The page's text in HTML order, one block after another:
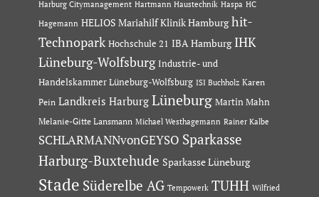
Harburg Citymanagement Hartmann Haustechnik Haspa HC
Hagemann HELIOS Mariahilf Klinik Hamburg hit-
Technopark Hochschule 21 IBA Hamburg IHK
Lüneburg-Wolfsburg Industrie- und
Handelskammer Lüneburg-Wolfsburg ISI Buchholz Karen
Pein Landkreis Harburg Lüneburg Martin Mahn
Melanie-Gitte Lansmann Michael Westhagemann Rainer Kalbe
SCHLARMANNvonGEYSO Sparkasse
Harburg-Buxtehude Sparkasse Lüneburg
Stade Süderelbe AG Tempowerk TUHH Wilfried